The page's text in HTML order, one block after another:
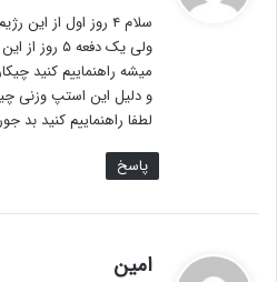
:
سلام ۴ روز اول از این رژیم تقریبا ۲ کیلو کم کردم
ولی یک
میشه راهنماییم کنید
و دلیل این استپ وزنی
لطفا راهنماییم کنید بد
پاسخ
امین